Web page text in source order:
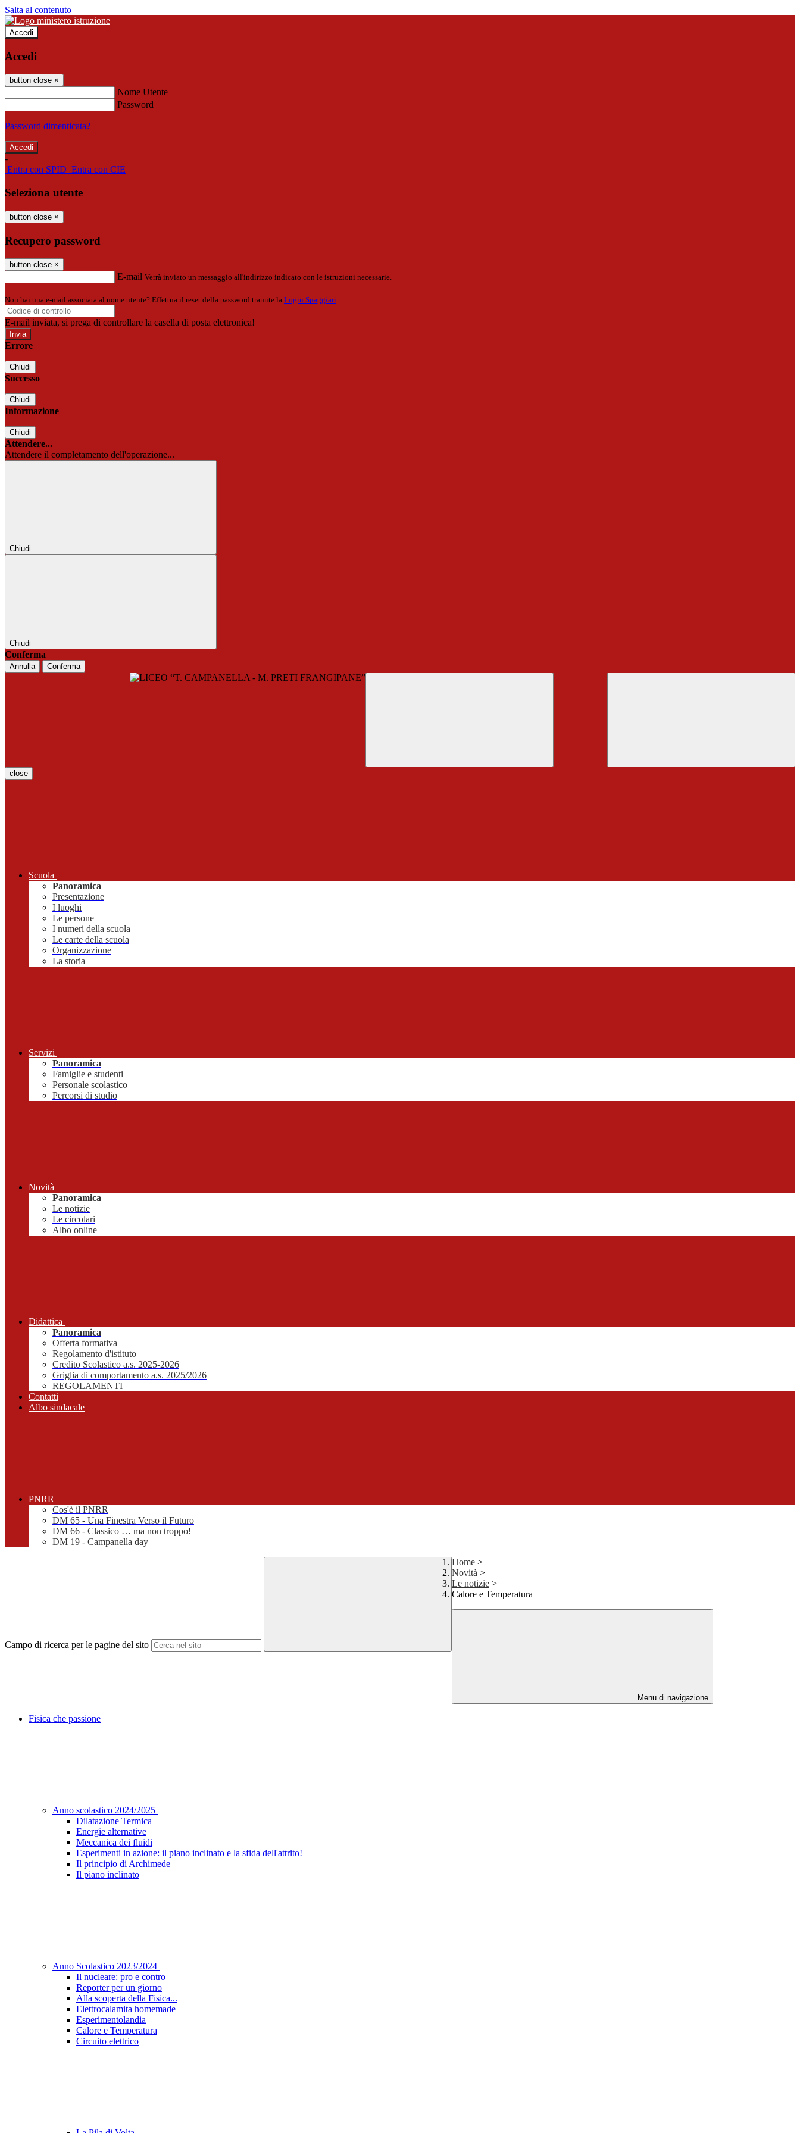
Salta al contenuto
Accedi
Accedi
button close ×
Nome Utente
Password
Password dimenticata?
-
Entra con SPID Entra con CIE
Seleziona utente
button close ×
Recupero password
button close ×
E-mail Verrà inviato un messaggio all'indirizzo indicato con le istruzioni necessarie.
Non hai una e-mail associata al nome utente? Effettua il reset della password tramite la Login Spaggiari
E-mail inviata, si prega di controllare la casella di posta elettronica!
Errore
Chiudi
Successo
Chiudi
Informazione
Chiudi
Attendere...
Attendere il completamento dell'operazione...
Chiudi
Chiudi
Conferma
Annulla Conferma
close
Scuola
Panoramica
Presentazione
I luoghi
Le persone
I numeri della scuola
Le carte della scuola
Organizzazione
La storia
Servizi
Panoramica
Famiglie e studenti
Personale scolastico
Percorsi di studio
Novità
Panoramica
Le notizie
Le circolari
Albo online
Didattica
Panoramica
Offerta formativa
Regolamento d'istituto
Credito Scolastico a.s. 2025-2026
Griglia di comportamento a.s. 2025/2026
REGOLAMENTI
Contatti
Albo sindacale
PNRR
Cos'è il PNRR
DM 65 - Una Finestra Verso il Futuro
DM 66 - Classico … ma non troppo!
DM 19 - Campanella day
Campo di ricerca per le pagine del sito
Home >
Novità >
Le notizie >
Calore e Temperatura
Menu di navigazione
Fisica che passione
Anno scolastico 2024/2025
Dilatazione Termica
Energie alternative
Meccanica dei fluidi
Esperimenti in azione: il piano inclinato e la sfida dell'attrito!
Il principio di Archimede
Il piano inclinato
Anno Scolastico 2023/2024
Il nucleare: pro e contro
Reporter per un giorno
Alla scoperta della Fisica...
Elettrocalamita homemade
Esperimentolandia
Calore e Temperatura
Circuito elettrico